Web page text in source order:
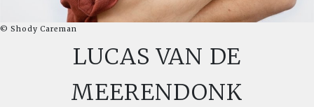
© Shody Careman
LUCAS VAN DE
MEERENDONK